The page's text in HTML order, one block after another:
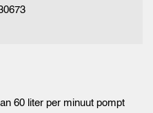
60 liter per minuut pompt